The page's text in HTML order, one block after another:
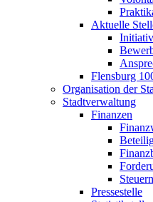
Aktuelle
Flensburg
Organisation der
Stadtverwaltung
Finanzen
Steuern
Pressestelle